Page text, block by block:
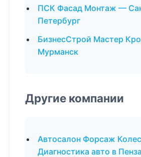
ПСК Фасад Монтаж —
Петербург
БизнесСтрой Мастер
Мурманск
Другие компании
Автосалон Форсаж
Диагностика авто в Пенза